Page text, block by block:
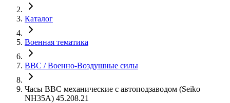
Каталог
Военная тематика
ВВС / Военно-Воздушные силы
Часы ВВС механические с автоподзаводом (Seiko
NH35A) 45.208.21